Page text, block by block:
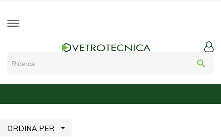
search
ORDINA PER 